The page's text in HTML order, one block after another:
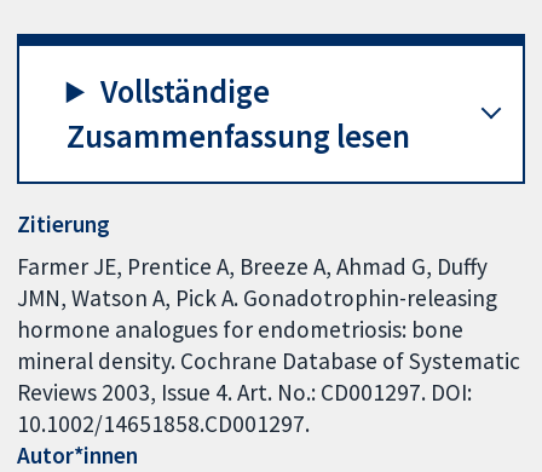
Vollständige
Zusammenfassung lesen
Zitierung
Farmer JE, Prentice A, Breeze A, Ahmad G, Duffy
JMN, Watson A, Pick A. Gonadotrophin-releasing
hormone analogues for endometriosis: bone
mineral density. Cochrane Database of Systematic
Reviews 2003, Issue 4. Art. No.: CD001297. DOI:
10.1002/14651858.CD001297.
Autor*innen